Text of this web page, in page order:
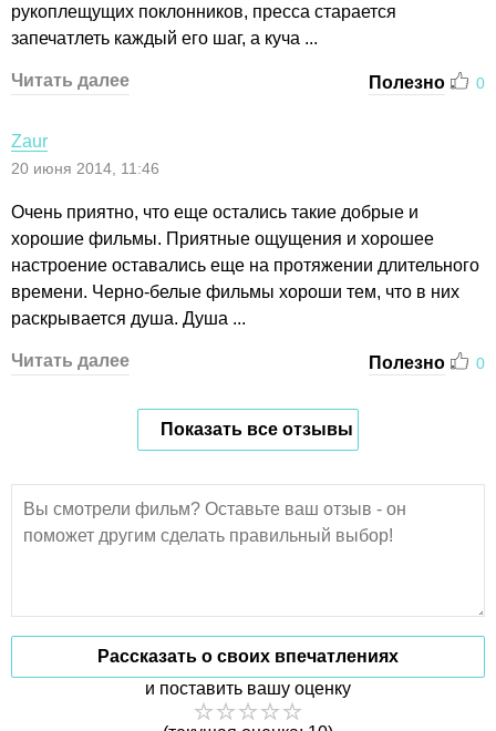
рукоплещущих поклонников, пресса старается
запечатлеть каждый его шаг, а куча ...
Читать далее Полезно 0
Zaur
20 июня 2014, 11:46
Очень приятно, что еще остались такие добрые и
хорошие фильмы. Приятные ощущения и хорошее
настроение оставались еще на протяжении длительного
времени. Черно-белые фильмы хороши тем, что в них
раскрывается душа. Душа ...
Читать далее Полезно 0
Показать все отзывы
Рассказать о своих впечатлениях
и поставить вашу оценку